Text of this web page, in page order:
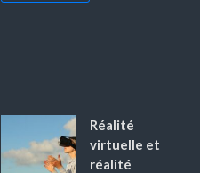
Réalité
virtuelle et
réalité